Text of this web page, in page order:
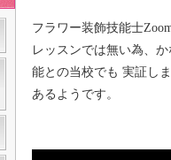
フラワー装飾技能士
レッスンでは無い為、
能との当校でも 実証し
あるようです。